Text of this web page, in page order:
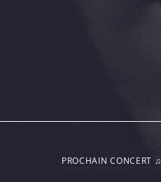
PROCHAIN CONCERT ♫